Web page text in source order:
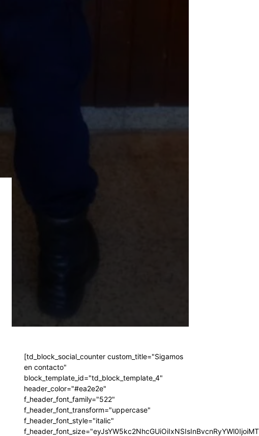
[td_block_social_counter custom_title="Sigamos
en contacto"
block_template_id="td_block_template_4"
header_color="#ea2e2e"
f_header_font_family="522"
f_header_font_transform="uppercase"
f_header_font_style="italic"